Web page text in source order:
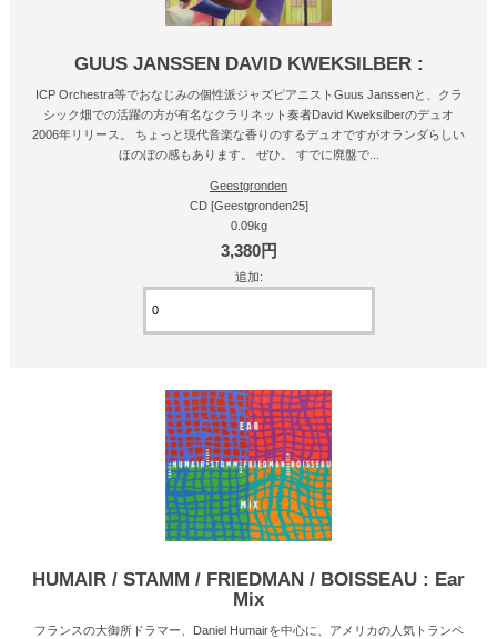
GUUS JANSSEN DAVID KWEKSILBER :
ICP Orchestra等でおなじみの個性派ジャズピアニストGuus Janssenと、クラ
シック畑での活躍の方が有名なクラリネット奏者David Kweksilberのデュオ
2006年リリース。 ちょっと現代音楽な香りのするデュオですがオランダらしい
ほのぼの感もあります。 ぜひ。 すでに廃盤で...
Geestgronden
CD [Geestgronden25]
0.09kg
3,380円
追加:
HUMAIR / STAMM / FRIEDMAN / BOISSEAU : Ear
Mix
フランスの大御所ドラマー、Daniel Humairを中心に、アメリカの人気トランペ